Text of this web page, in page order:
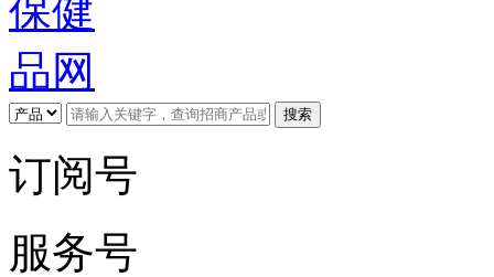
搜索
订阅号
服务号